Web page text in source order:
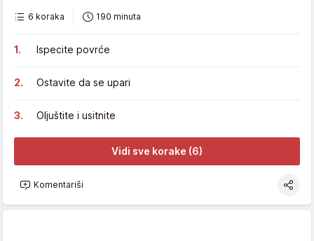
6 koraka 190 minuta
Ispecite povrće
Ostavite da se upari
Oljuštite i usitnite
Vidi sve korake (6)
Komentariši